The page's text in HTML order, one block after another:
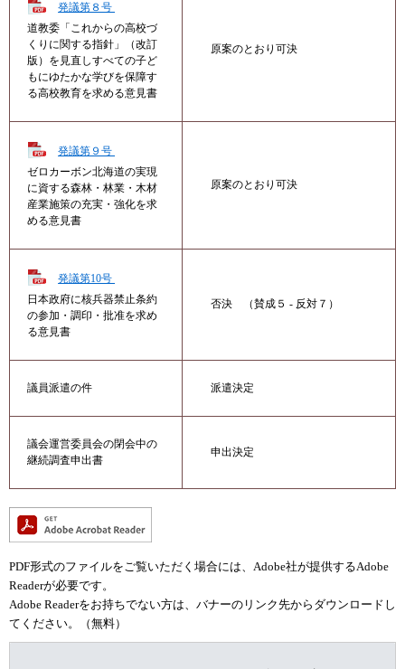
発議第８号
道教委「これからの高校づ
くりに関する指針」（改訂
版）を見直しすべての子ど
もにゆたかな学びを保障す
る高校教育を求める意見書
原案のとおり可決
発議第９号
ゼロカーボン北海道の実現
に資する森林・林業・木材
産業施策の充実・強化を求
める意見書
原案のとおり可決
発議第10号
日本政府に核兵器禁止条約
の参加・調印・批准を求め
る意見書
否決 （賛成５ - 反対７）
議員派遣の件 派遣決定
議会運営委員会の閉会中の
継続調査申出書
申出決定
PDF形式のファイルをご覧いただく場合には、Adobe社が提供するAdobe
Readerが必要です。
Adobe Readerをお持ちでない方は、バナーのリンク先からダウンロードし
てください。（無料）